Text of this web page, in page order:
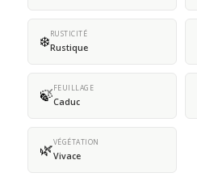
❄️RUSTICITÉ
Rustique
🍃FEUILLAGE
Caduc
🌿VÉGÉTATION
Vivace